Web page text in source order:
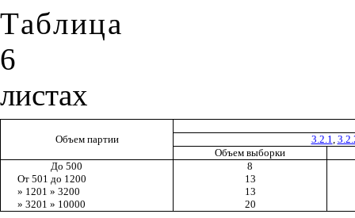
Таблица
6
листах
Объем партии 3.2.1,
Объем выборки
До 500
8
От 501 до 1200
13
» 1201 » 3200
13
» 3201 » 10000
20